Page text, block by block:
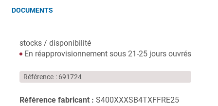
DOCUMENTS
stocks / disponibilité
En réapprovisionnement sous 21-25 jours ouvrés
Référence 691724
Référence fabricant : S400XXXSB4TXFFRE25